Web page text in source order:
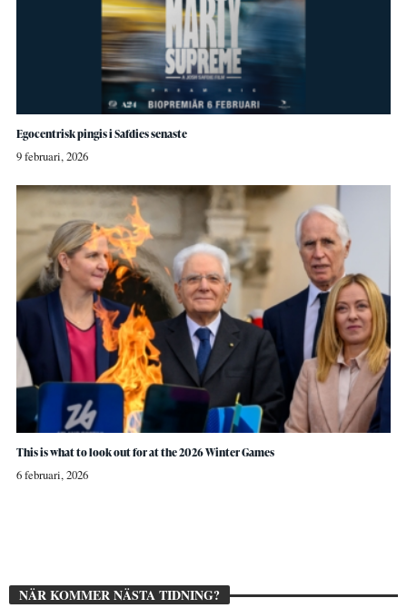
Egocentrisk pingis i Safdies senaste
9 februari, 2026
This is what to look out for at the 2026 Winter Games
6 februari, 2026
NÄR KOMMER NÄSTA TIDNING?